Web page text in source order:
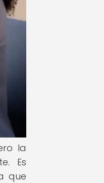
la
Es
que